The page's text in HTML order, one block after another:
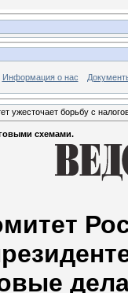
Информация о нас
ужесточает борьбу с
схемами.